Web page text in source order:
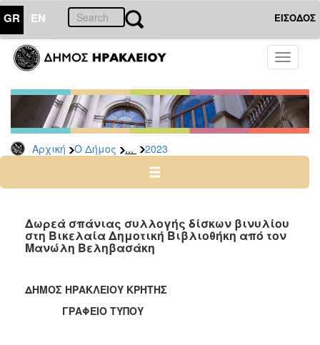
GR EN ΕΙΣΟΔΟΣ
Toggle
Αρχική Ο Δήμος ... 2023
ΔΗΜΟΣ
Δελτία
Τύπου
Αρχείο
2026
2024
2022
2021
Δωρεά σπάνιας συλλογής δίσκων βινυλίου
στη Βικελαία Δημοτική Βιβλιοθήκη από τον
Μανώλη Βεληβασάκη
ΔΗΜΟΣ ΗΡΑΚΛΕΙΟΥ ΚΡΗΤΗΣ
ΓΡΑΦΕΙΟ ΤΥΠΟΥ